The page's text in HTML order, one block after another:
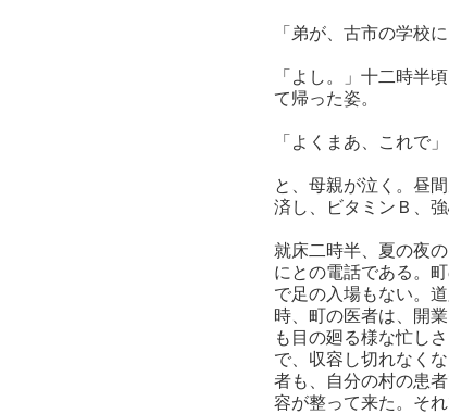
「弟が、古市の学校
「よし。」十二時半
て帰った姿。
「よくまあ、これで」
と、母親が泣く。昼
済し、ビタミンＢ、
就床二時半、夏の夜
にとの電話である。
で足の入場もない。
時、町の医者は、開
も目の廻る様な忙し
で、収容し切れなく
者も、自分の村の患
容が整って来た。そ